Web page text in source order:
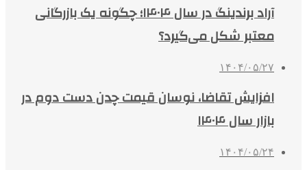
آراد برندینگ در سال ۱۴۰۴؛ چگونه یک بازرگانی
معتبر شکل می‌گیرد؟
۱۴۰۴/۰۵/۲۷
افزایش تقاضا، نوسان قیمت چدن دست دوم در
بازار سال ۱۴۰۴
۱۴۰۴/۰۵/۲۴